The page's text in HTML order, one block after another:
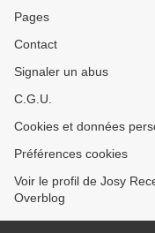
Pages
Contact
Signaler un abus
C.G.U.
Cookies et données
Préférences cookies
Voir le profil de Josy
Overblog